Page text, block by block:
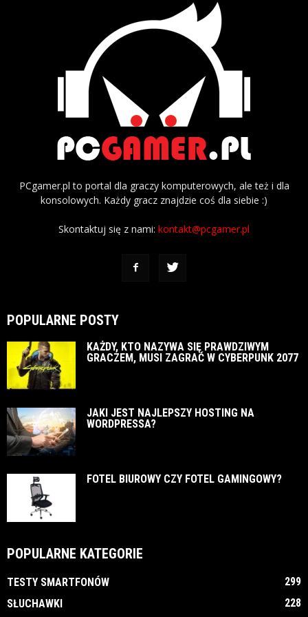
PCgamer.pl to portal dla graczy komputerowych, ale też i dla
konsolowych. Każdy gracz znajdzie coś dla siebie :)
Skontaktuj się z nami: kontakt@pcgamer.pl
POPULARNE POSTY
KAŻDY, KTO NAZYWA SIĘ PRAWDZIWYM
GRACZEM, MUSI ZAGRAĆ W CYBERPUNK 2077
JAKI JEST NAJLEPSZY HOSTING NA
WORDPRESSA?
FOTEL BIUROWY CZY FOTEL GAMINGOWY?
POPULARNE KATEGORIE
TESTY SMARTFONÓW
299
SŁUCHAWKI
228